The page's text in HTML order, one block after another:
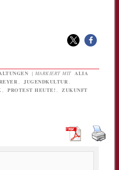
| MARKIERT MIT ALIA
, JUGENDKULTUR ,
, PROTEST HEUTE! ,
ZUKUNFT